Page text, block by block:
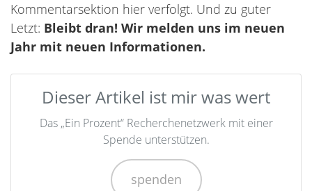
Kommentarsektion hier verfolgt. Und zu guter
Letzt: Bleibt dran! Wir melden uns im neuen
Jahr mit neuen Informationen.
Dieser Artikel ist mir was wert
Das „Ein Prozent“ Recherchenetzwerk mit einer
Spende unterstützen.
spenden